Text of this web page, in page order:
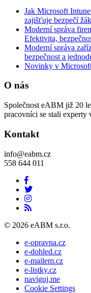
Jak Microsoft
zajišťuje bezpečí
Moderní správa
Efektivita,
Moderní správa
bezpečnost a
Novinky v
O nás
Společnost eABM již 20
pracovníci se stali experty
Kontakt
info@eabm.cz
558 644 011
© 2026 eABM s.r.o.
e-opravna.cz
e-dohled.cz
e-mailem.cz
e-listky.cz
naviguj.me
Cookie Settings